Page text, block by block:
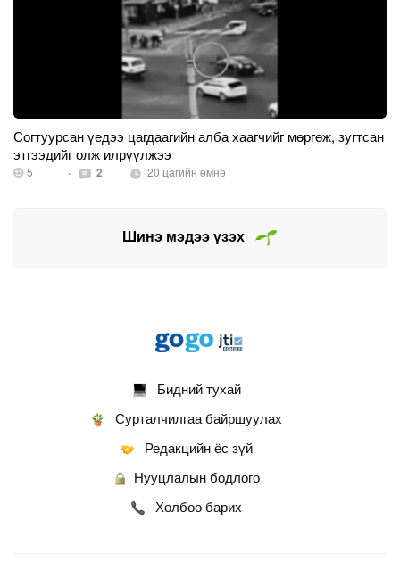
Согтуурсан үедээ цагдаагийн алба хаагчийг мөргөж, зугтсан
этгээдийг олж илрүүлжээ
5 · 2 20 цагийн өмнө
Шинэ мэдээ үзэх
Бидний тухай
Сурталчилгаа байршуулах
Редакцийн ёс зүй
Нууцлалын бодлого
Холбоо барих